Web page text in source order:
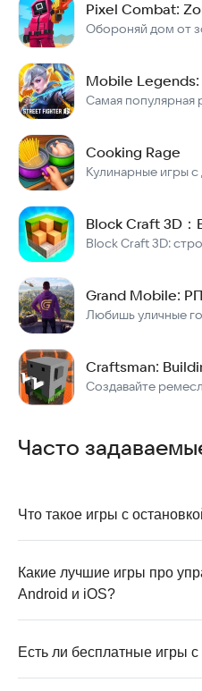
Pixel Combat:
Mobile Legends:
Cooking Rage
Block Craft 3D：
Craftsman:
Часто
Что такое игры с
полностью останавливать
используется для тактики
Какие лучшие игры про
Android и iOS?
Bulletи Grand Hotel Mania .
Есть ли бесплатные игры